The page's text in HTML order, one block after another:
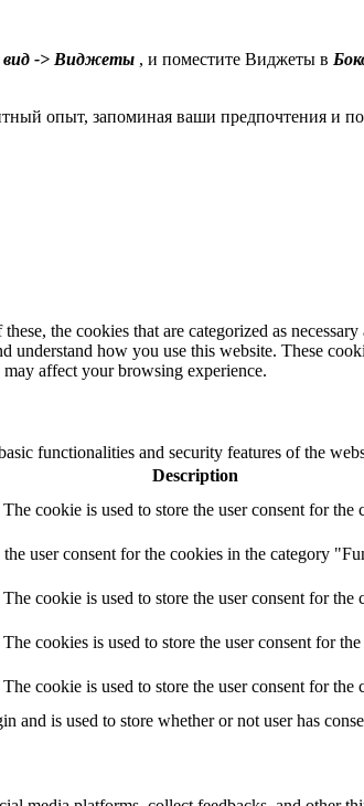
-> Виджеты , и поместите Виджеты в
опыт, запоминая ваши предпочтения и
the cookies that are categorized as
understand how you use this website. These
affect your browsing experience.
functionalities and security features of the
Description
cookie is used to store the user consent for
user consent for the cookies in the category
cookie is used to store the user consent for the
cookies is used to store the user consent for
cookie is used to store the user consent for
is used to store whether or not user has